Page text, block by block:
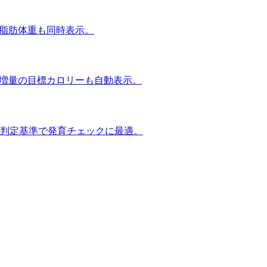
肪体重も同時表示。
の目標カロリーも自動表示。
定基準で発育チェックに最適。